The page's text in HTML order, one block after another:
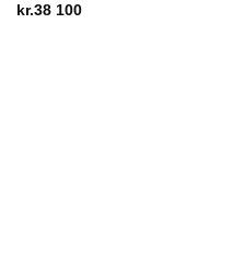
kr.38 100